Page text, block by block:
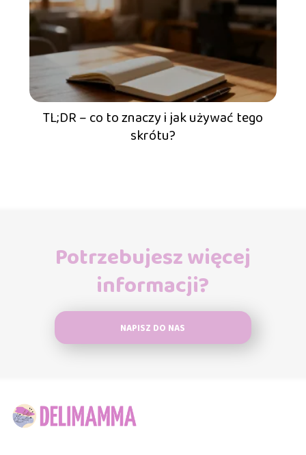
TL;DR – co to znaczy i jak używać tego
skrótu?
Potrzebujesz więcej
informacji?
NAPISZ DO NAS